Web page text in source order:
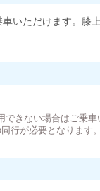
いただけます。膝
きない場合はご乗車
行が必要となります。